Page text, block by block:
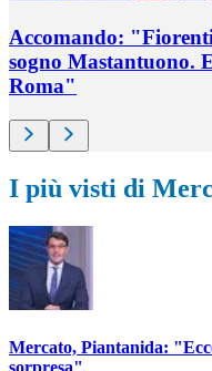
Accomando:
sogno Mastantuono.
Roma"
I più visti di
Mercato, Piantanida:
sorpresa"